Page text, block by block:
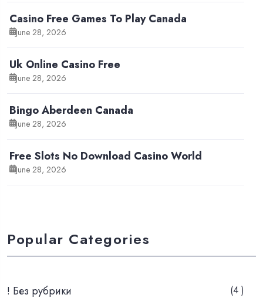
Casino Free Games To Play Canada
June 28, 2026
Uk Online Casino Free
June 28, 2026
Bingo Aberdeen Canada
June 28, 2026
Free Slots No Download Casino World
June 28, 2026
Popular Categories
! Без рубрики (4 )